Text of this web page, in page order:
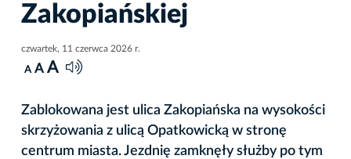
Zakopiańskiej
czwartek, 11 czerwca 2026 r.
A A A
Zablokowana jest ulica Zakopiańska na wysokości
skrzyżowania z ulicą Opatkowicką w stronę
centrum miasta. Jezdnię zamknęły służby po tym